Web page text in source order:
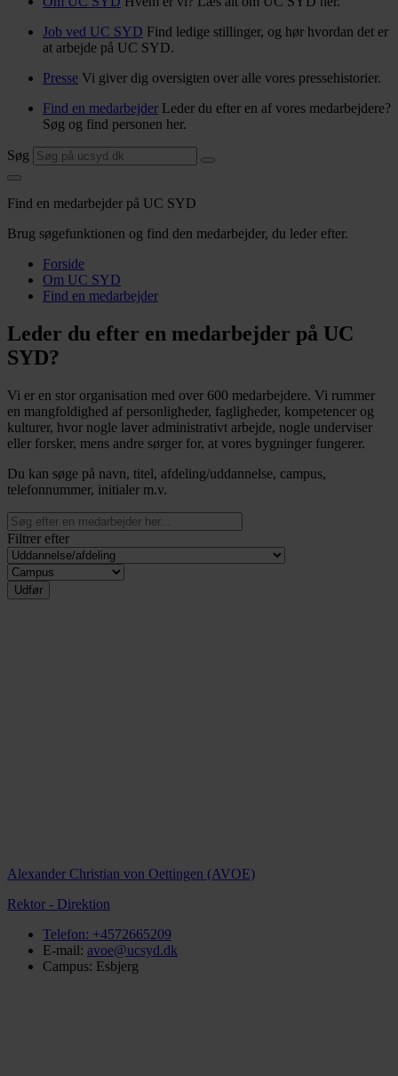
Job ved UC SYD Find ledige stillinger, og hør hvordan det er
at arbejde på UC SYD.
Presse Vi giver dig oversigten over alle vores pressehistorier.
Find en medarbejder Leder du efter en af vores medarbejdere?
Søg og find personen her.
Søg
Find en medarbejder på UC SYD
Brug søgefunktionen og find den medarbejder, du leder efter.
Forside
Om UC SYD
Find en medarbejder
Leder du efter en medarbejder på UC
SYD?
Vi er en stor organisation med over 600 medarbejdere. Vi rummer
en mangfoldighed af personligheder, fagligheder, kompetencer og
kulturer, hvor nogle laver administrativt arbejde, nogle underviser
eller forsker, mens andre sørger for, at vores bygninger fungerer.
Du kan søge på navn, titel, afdeling/uddannelse, campus,
telefonnummer, initialer m.v.
Filtrer efter
Alexander Christian von Oettingen (AVOE)
Rektor - Direktion
Telefon: +4572665209
E-mail: avoe@ucsyd.dk
Campus: Esbjerg